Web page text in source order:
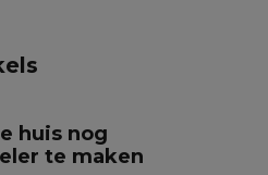
huis nog
te maken